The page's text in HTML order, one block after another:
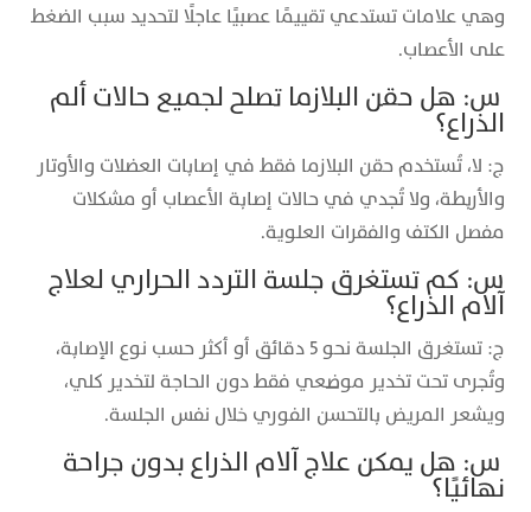
وهي علامات تستدعي تقييمًا عصبيًا عاجلًا لتحديد سبب الضغط
على الأعصاب.
س: هل حقن البلازما تصلح لجميع حالات ألم
الذراع؟
ج: لا، تُستخدم حقن البلازما فقط في إصابات العضلات والأوتار
والأربطة، ولا تُجدي في حالات إصابة الأعصاب أو مشكلات
مفصل الكتف والفقرات العلوية.
س: كم تستغرق جلسة التردد الحراري لعلاج
آلام الذراع؟
ج: تستغرق الجلسة نحو 5 دقائق أو أكثر حسب نوع الإصابة،
وتُجرى تحت تخدير موضعي فقط دون الحاجة لتخدير كلي،
ويشعر المريض بالتحسن الفوري خلال نفس الجلسة.
س: هل يمكن علاج آلام الذراع بدون جراحة
نهائيًا؟